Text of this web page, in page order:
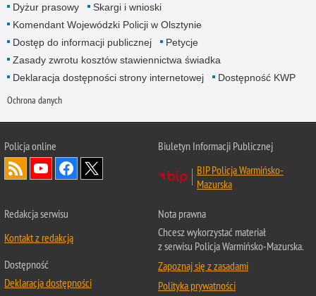
Dyżur prasowy
Skargi i wnioski
Komendant Wojewódzki Policji w Olsztynie
Dostęp do informacji publicznej
Petycje
Zasady zwrotu kosztów stawiennictwa świadka
Deklaracja dostępności strony internetowej
Dostępność KWP
Ochrona danych
Policja online
Biuletyn Informacji Publicznej
BIP Policja Warmińsko-
Mazurska
Redakcja serwisu
Kontakt z redakcją
Dostępność
Deklaracja dostępności
Nota prawna
Chcesz wykorzystać materiał
z serwisu Policja Warmińsko-Mazurska.
Zapoznaj się z zasadami
Polityka prywatności